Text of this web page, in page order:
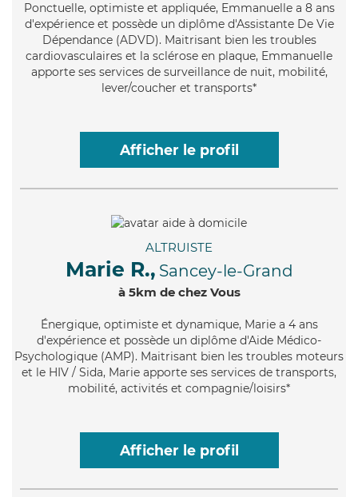
Ponctuelle, optimiste et appliquée, Emmanuelle a 8 ans
d'expérience et possède un diplôme d'Assistante De Vie
Dépendance (ADVD). Maitrisant bien les troubles
cardiovasculaires et la sclérose en plaque, Emmanuelle
apporte ses services de surveillance de nuit, mobilité,
lever/coucher et transports*
Afficher le profil
ALTRUISTE
Marie R., Sancey-le-Grand
à 5km de chez Vous
Énergique, optimiste et dynamique, Marie a 4 ans
d'expérience et possède un diplôme d'Aide Médico-
Psychologique (AMP). Maitrisant bien les troubles moteurs
et le HIV / Sida, Marie apporte ses services de transports,
mobilité, activités et compagnie/loisirs*
Afficher le profil